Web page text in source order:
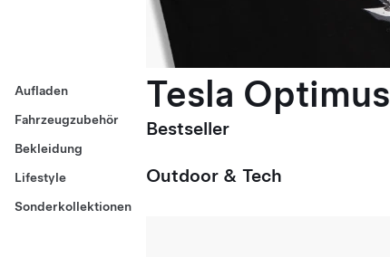
Aufladen
Fahrzeugzubehör
Bekleidung
Lifestyle
Sonderkollektionen
Tesla
Bestseller
Outdoor & Tech